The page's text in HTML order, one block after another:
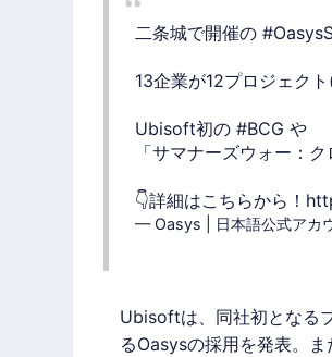
二条城で開催の
13企業が12プロジェク
Ubisoft初の #BCG や
「サマナーズウォー：
👇詳細はこちらから！
— Oasys | 日本語公式ア
Ubisoftは、同社初となる
るOasysの採用を発表。